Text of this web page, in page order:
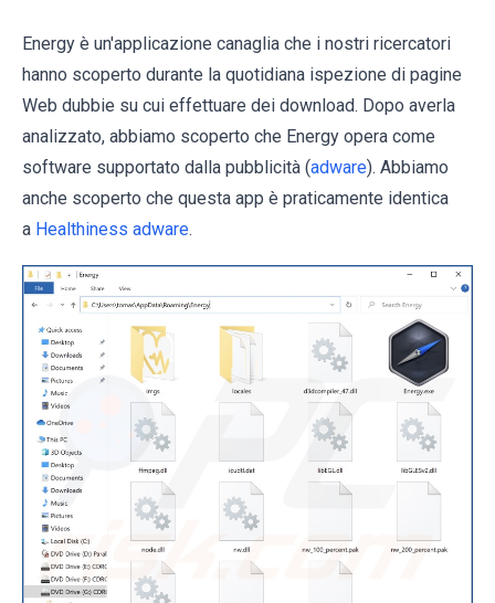
Energy è un'applicazione canaglia che i nostri ricercatori
hanno scoperto durante la quotidiana ispezione di pagine
Web dubbie su cui effettuare dei download. Dopo averla
analizzato, abbiamo scoperto che Energy opera come
software supportato dalla pubblicità (adware). Abbiamo
anche scoperto che questa app è praticamente identica
a Healthiness adware.